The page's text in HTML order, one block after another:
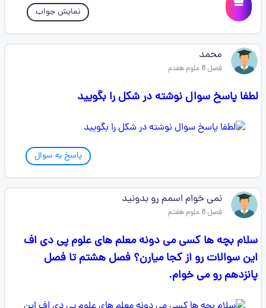
نمایش جواب
محمد
فصل 8 علوم هفتم
لطفا پاسخ سوال نوشته در شکل را بگویید
پاسخ به سوال
نمی خوام اسمم رو بدونید
فصل 8 علوم هفتم
سلام بچه ها کسی می دونه معلم های علوم پی دی اف
این سوالات رو از کجا میارن؟ فصل هشتم تا فصل
پانزدهم رو می خوام.